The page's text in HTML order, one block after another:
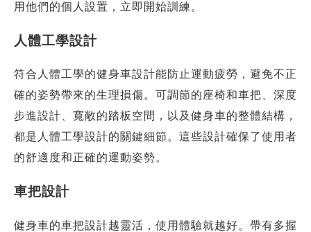
用他們的個人設置，立即開始訓練。
人體工學設計
符合人體工學的健身車設計能防止運動疲勞，避免不正
確的姿勢帶來的生理損傷。可調節的座椅和車把、深度
步進設計、寬敞的踏板空間，以及健身車的整體結構，
都是人體工學設計的關鍵細節。這些設計確保了使用者
的舒適度和正確的運動姿勢。
車把設計
健身車的車把設計越靈活，使用體驗就越好。帶有多握